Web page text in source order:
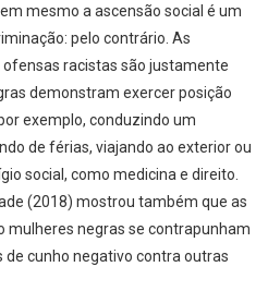
mesmo a ascensão social é um
pelo contrário. As
racistas são justamente
demonstram exercer posição
exemplo, conduzindo um
de férias, viajando ao exterior ou
social, como medicina e direito.
(2018) mostrou também que as
negras se contrapunham
cunho negativo contra outras